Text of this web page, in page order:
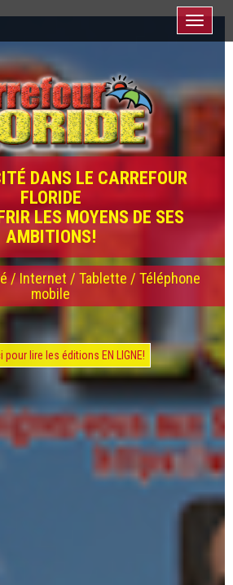
Toggle
DANS LE CARREFOUR
FLORIDE
LES MOYENS DE SES
AMBITIONS!
/ Internet / Tablette / Téléphone
mobile
pour lire les éditions EN LIGNE!